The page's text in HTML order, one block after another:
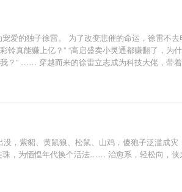
爱的独子徐雷。 为了改变悲催的命运，徐雷不
真能赚上亿？” “高启盛卖小灵通都赚翻了，
？” …… 穿越而来的徐雷立志成为科技大佬，带
，紫貂、黄鼠狼、松鼠、山鸡，傻狍子泛滥成
，为恓惶年代换个活法…… 治愈系，轻松向，侠